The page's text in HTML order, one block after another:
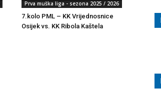
Prva muška liga - sezona 2025 / 2026
7.kolo PML – KK Vrijednosnice
Osijek vs. KK Ribola Kaštela